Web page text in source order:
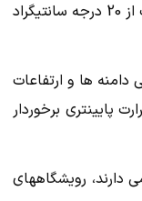
دمای هوا در طول رشد رویشی گیاه به ندرت از 20 درجه سانتیگراد
ها و ارتفاعات
پایینتری برخوردار
دارند، رویشگاههای